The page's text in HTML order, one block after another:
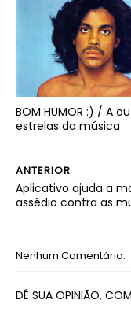
BOM HUMOR :) / A
estrelas da música
ANTERIOR
Aplicativo ajuda a
assédio contra as
Nenhum Comentário:
DÊ SUA OPINIÃO,